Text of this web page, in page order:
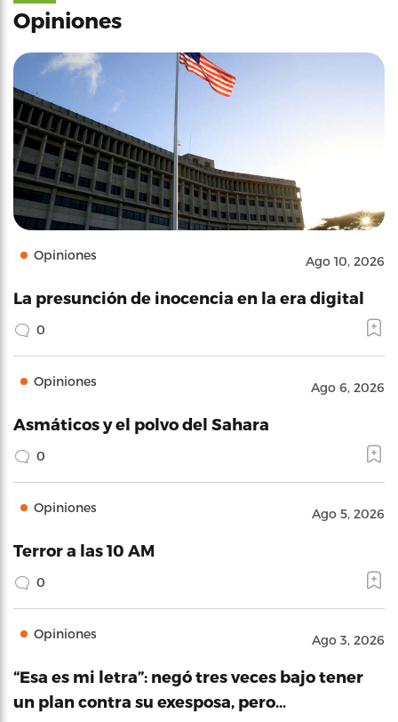
Opiniones
Opiniones Ago 10, 2026
La presunción de inocencia en la era digital
0
Opiniones Ago 6, 2026
Asmáticos y el polvo del Sahara
0
Opiniones Ago 5, 2026
Terror a las 10 AM
0
Opiniones Ago 3, 2026
“Esa es mi letra”: negó tres veces bajo tener
un plan contra su exesposa, pero…